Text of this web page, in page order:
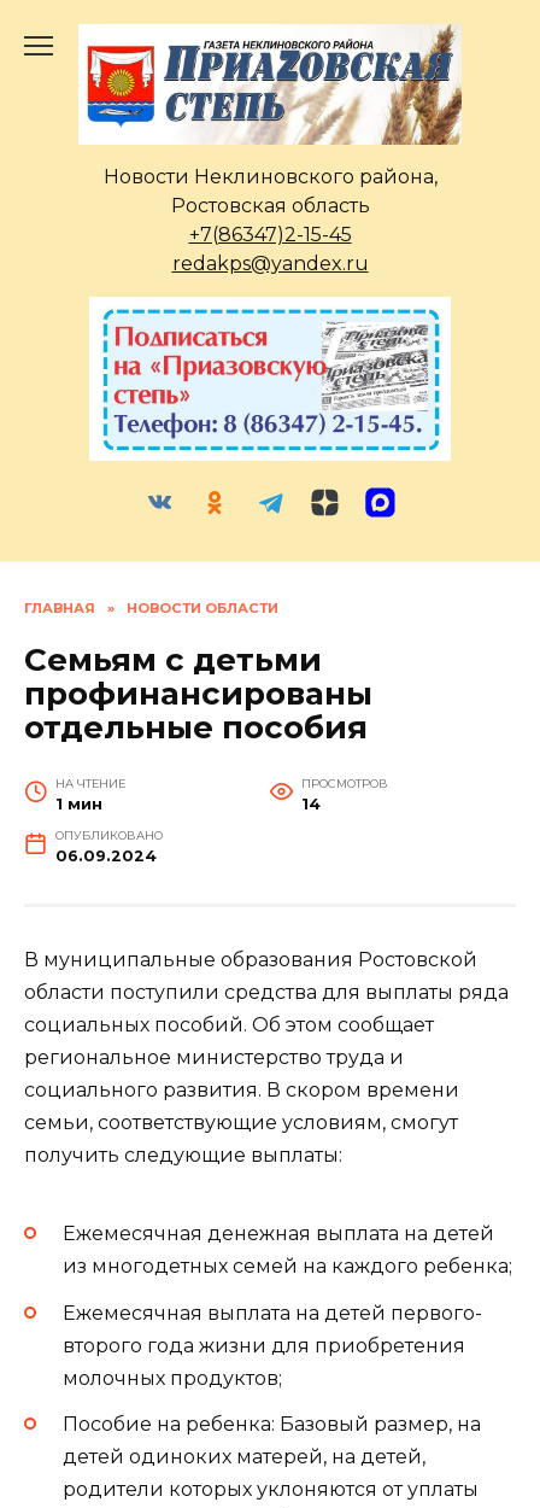
содержанию
Новости Неклиновского района,
Ростовская область
+7(86347)2-15-45
redakps@yandex.ru
ГЛАВНАЯ » НОВОСТИ ОБЛАСТИ
Семьям с детьми
профинансированы
отдельные пособия
НА ЧТЕНИЕ
1 мин
ПРОСМОТРОВ
14
ОПУБЛИКОВАНО
06.09.2024
В муниципальные образования Ростовской
области поступили средства для выплаты ряда
социальных пособий. Об этом сообщает
региональное министерство труда и
социального развития. В скором времени
семьи, соответствующие условиям, смогут
получить следующие выплаты:
Ежемесячная денежная выплата на детей
из многодетных семей на каждого ребенка;
Ежемесячная выплата на детей первого-
второго года жизни для приобретения
молочных продуктов;
Пособие на ребенка: Базовый размер, на
детей одиноких матерей, на детей,
родители которых уклоняются от уплаты